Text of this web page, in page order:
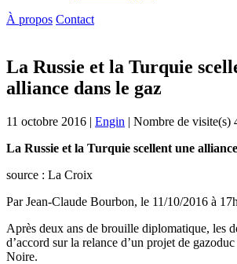
À propos Contact
La Russie et la Turquie
alliance dans le gaz
11 octobre 2016 | Engin | Nombre de visite(s)
La Russie et la Turquie scellent une
source : La Croix
Par Jean-Claude Bourbon, le 11/10/2016 à
Après deux ans de brouille diplomatique, les
d’accord sur la relance d’un projet de
Noire.